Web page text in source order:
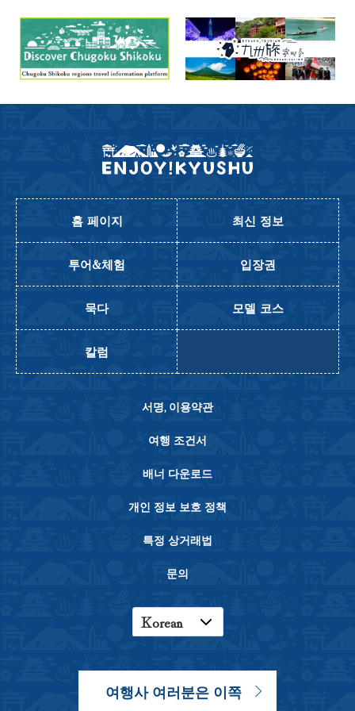
홈 페이지 최신 정보
투어&체험 입장권
묵다 모델 코스
칼럼
서명, 이용약관
여행 조건서
배너 다운로드
개인 정보 보호 정책
특정 상거래법
문의
Korean
여행사 여러분은 이쪽